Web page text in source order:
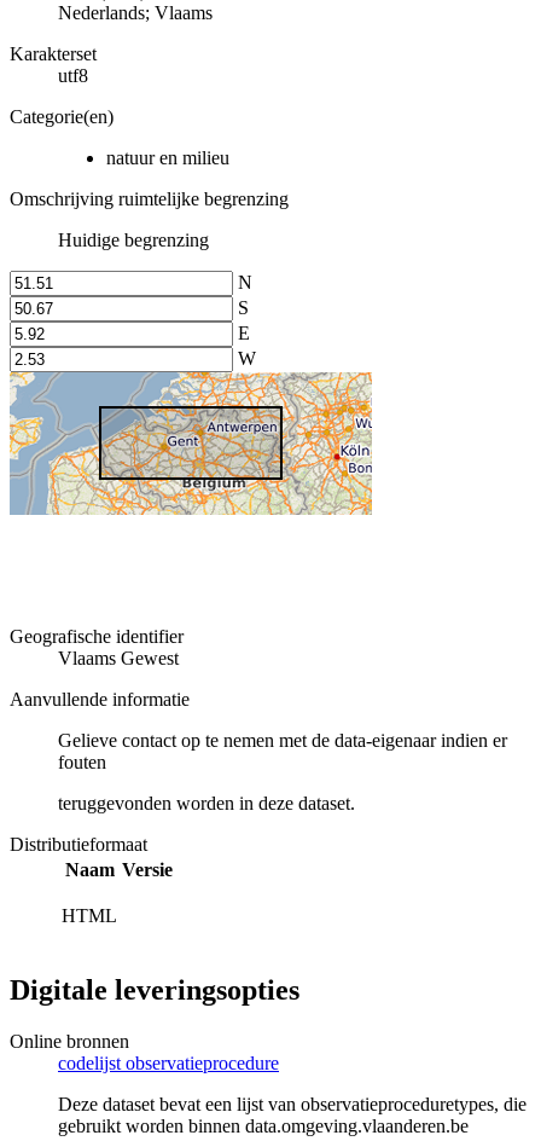
Nederlands; Vlaams
Karakterset
utf8
Categorie(en)
natuur en milieu
Omschrijving ruimtelijke begrenzing
Huidige begrenzing
N
S
E
W
Geografische identifier
Vlaams Gewest
Aanvullende informatie
Gelieve contact op te nemen met de data-eigenaar indien er
fouten
teruggevonden worden in deze dataset.
Distributieformaat
Naam Versie
HTML
Digitale leveringsopties
Online bronnen
codelijst observatieprocedure
Deze dataset bevat een lijst van observatieproceduretypes, die
gebruikt worden binnen data.omgeving.vlaanderen.be